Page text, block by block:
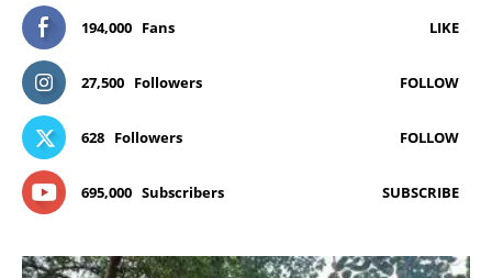
194,000 Fans LIKE
27,500 Followers FOLLOW
628 Followers FOLLOW
695,000 Subscribers SUBSCRIBE